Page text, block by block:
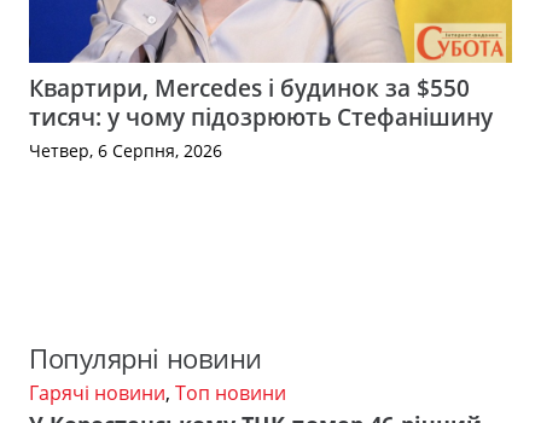
Квартири, Mercedes і будинок за $550
тисяч: у чому підозрюють Стефанішину
Четвер, 6 Серпня, 2026
Популярні новини
Гарячі новини, Топ новини